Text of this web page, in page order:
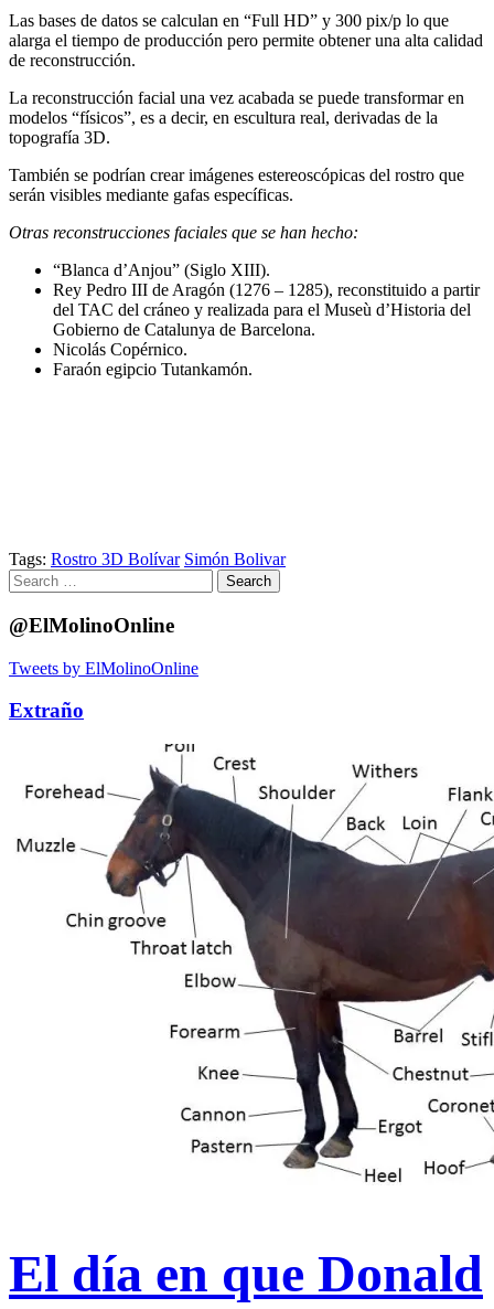
Las bases de datos se calculan en “Full HD” y 300 pix/p lo que
alarga el tiempo de producción pero permite obtener una alta calidad
de reconstrucción.
La reconstrucción facial una vez acabada se puede transformar en
modelos “físicos”, es a decir, en escultura real, derivadas de la
topografía 3D.
También se podrían crear imágenes estereoscópicas del rostro que
serán visibles mediante gafas específicas.
Otras reconstrucciones faciales que se han hecho:
“Blanca d’Anjou” (Siglo XIII).
Rey Pedro III de Aragón (1276 – 1285), reconstituido a partir
del TAC del cráneo y realizada para el Museù d’Historia del
Gobierno de Catalunya de Barcelona.
Nicolás Copérnico.
Faraón egipcio Tutankamón.
Tags: Rostro 3D Bolívar Simón Bolivar
Search
for:
@ElMolinoOnline
Tweets by ElMolinoOnline
Extraño
El día en que Donald